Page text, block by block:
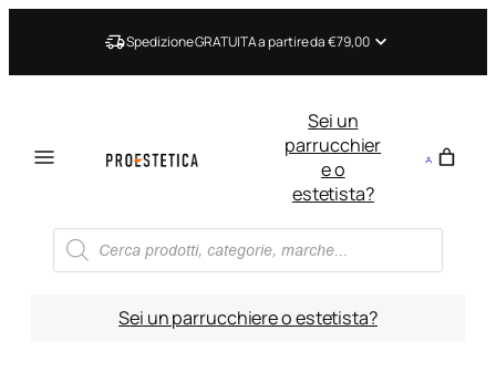
Spedizione GRATUITA a partire da €79,00
Sei un
parrucchier
e o
estetista?
Ricerca
prodotti
Sei un parrucchiere o estetista?